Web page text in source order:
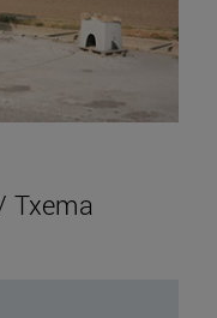
Txema